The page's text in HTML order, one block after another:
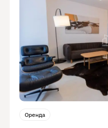
Оренда